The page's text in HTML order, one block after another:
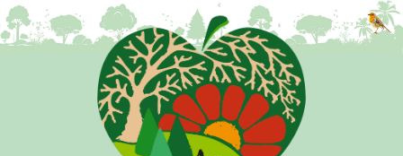
Actualités
Conférences
Vide-jardin